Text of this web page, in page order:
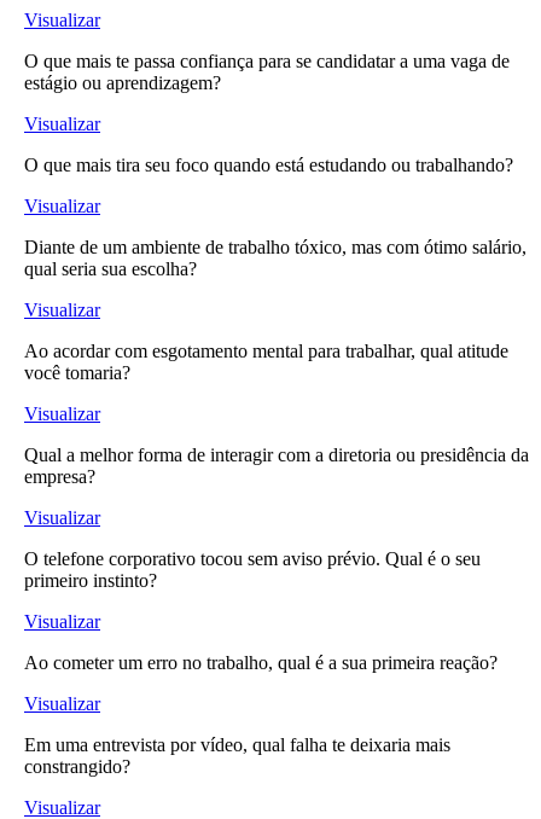
Visualizar
O que mais te passa confiança para se candidatar a uma vaga de
estágio ou aprendizagem?
Visualizar
O que mais tira seu foco quando está estudando ou trabalhando?
Visualizar
Diante de um ambiente de trabalho tóxico, mas com ótimo salário,
qual seria sua escolha?
Visualizar
Ao acordar com esgotamento mental para trabalhar, qual atitude
você tomaria?
Visualizar
Qual a melhor forma de interagir com a diretoria ou presidência da
empresa?
Visualizar
O telefone corporativo tocou sem aviso prévio. Qual é o seu
primeiro instinto?
Visualizar
Ao cometer um erro no trabalho, qual é a sua primeira reação?
Visualizar
Em uma entrevista por vídeo, qual falha te deixaria mais
constrangido?
Visualizar